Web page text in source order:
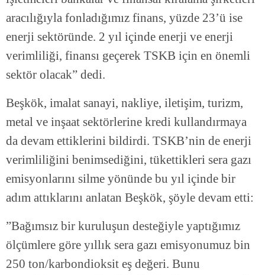
aracılığıyla fonladığımız finans, yüzde 23’ü ise
enerji sektöründe. 2 yıl içinde enerji ve enerji
verimliliği, finansı geçerek TSKB için en önemli
sektör olacak” dedi.
Beşkök, imalat sanayi, nakliye, iletişim, turizm,
metal ve inşaat sektörlerine kredi kullandırmaya
da devam ettiklerini bildirdi. TSKB’nin de enerji
verimliliğini benimsediğini, tükettikleri sera gazı
emisyonlarını silme yönünde bu yıl içinde bir
adım attıklarını anlatan Beşkök, şöyle devam etti:
”Bağımsız bir kuruluşun desteğiyle yaptığımız
ölçümlere göre yıllık sera gazı emisyonumuz bin
250 ton/karbondioksit eş değeri. Bunu